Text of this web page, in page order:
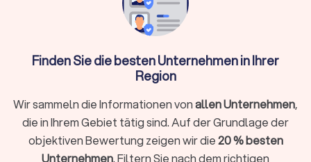
Nicht in jeder Situation ist ein Steuerberater zwingend
erforderlich. Für einfache Arbeitnehmer-Steuererklärungen
ohne Zusatzeinkünfte reicht oft die Software ELSTER oder
ein Lohnsteuerhilfeverein. Ein Steuerberater lohnt sich
besonders, wenn Sie:
Unternehmen führen
Einkünfte aus Vermietung, Kapitalvermögen oder anderen
Einkunftsarten haben
Finden Sie die besten Unternehmen in Ihrer
Region
Wir sammeln die Informationen vonallen Unternehmen,
die in Ihrem Gebiet tätig sind. Auf der Grundlage der
objektiven Bewertung zeigen wir die20 % besten
Unternehmen. Filtern Sie nach dem richtigen